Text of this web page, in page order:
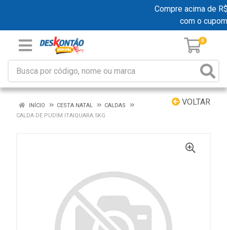
Compre acima de
com o
0
VOLTAR
INÍCIO CESTA NATAL
CALDAS
CALDA DE PUDIM ITAIQUARA 5KG